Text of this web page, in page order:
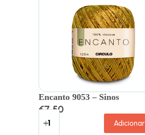
Encanto 9053 – Sinos
€7.50
Adicionar